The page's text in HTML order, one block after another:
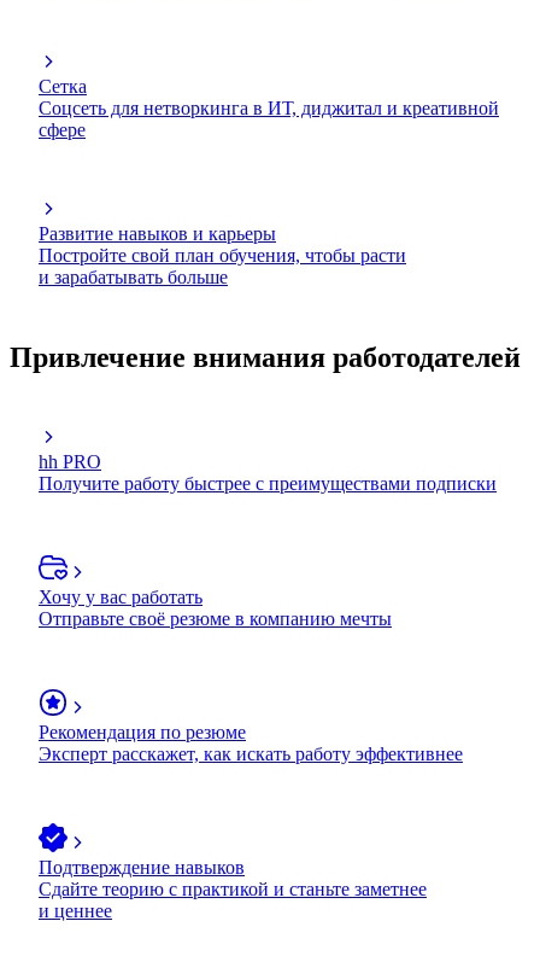
Сетка
Соцсеть для нетворкинга в ИТ, диджитал и креативной
сфере
Развитие навыков и карьеры
Постройте свой план обучения, чтобы расти
и зарабатывать больше
Привлечение внимания работодателей
hh PRO
Получите работу быстрее с преимуществами подписки
Хочу у вас работать
Отправьте своё резюме в компанию мечты
Рекомендация по резюме
Эксперт расскажет, как искать работу эффективнее
Подтверждение навыков
Сдайте теорию с практикой и станьте заметнее
и ценнее